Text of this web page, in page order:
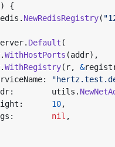
{
. NewRedisRegistry(
. Default (
.WithHostPorts (addr),
.WithRegistry( r, &
:
: utils .
: 10,
: nil ,